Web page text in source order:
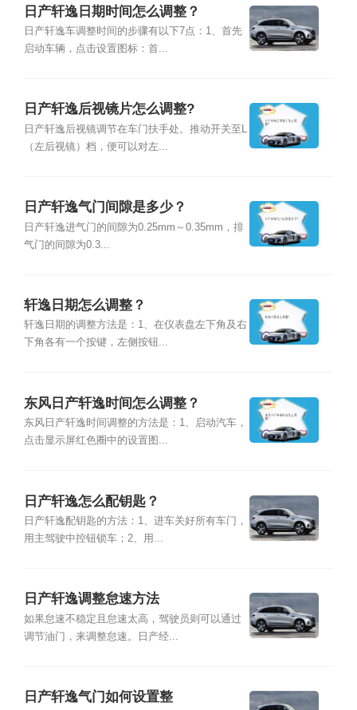
日产轩逸日期时间怎么调整？
日产轩逸车调整时间的步骤有以下7点：1、首先
启动车辆，点击设置图标：首...
日产轩逸后视镜片怎么调整?
日产轩逸后视镜调节在车门扶手处。推动开关至L
（左后视镜）档，便可以对左...
日产轩逸气门间隙是多少？
日产轩逸进气门的间隙为0.25mm～0.35mm，排
气门的间隙为0.3...
轩逸日期怎么调整？
轩逸日期的调整方法是：1、在仪表盘左下角及右
下角各有一个按键，左侧按钮...
东风日产轩逸时间怎么调整？
东风日产轩逸时间调整的方法是：1、启动汽车，
点击显示屏红色圈中的设置图...
日产轩逸怎么配钥匙？
日产轩逸配钥匙的方法：1、进车关好所有车门，
用主驾驶中控钮锁车；2、用...
日产轩逸调整怠速方法
如果怠速不稳定且怠速太高，驾驶员则可以通过
调节油门，来调整怠速。日产经...
日产轩逸气门如何设置整